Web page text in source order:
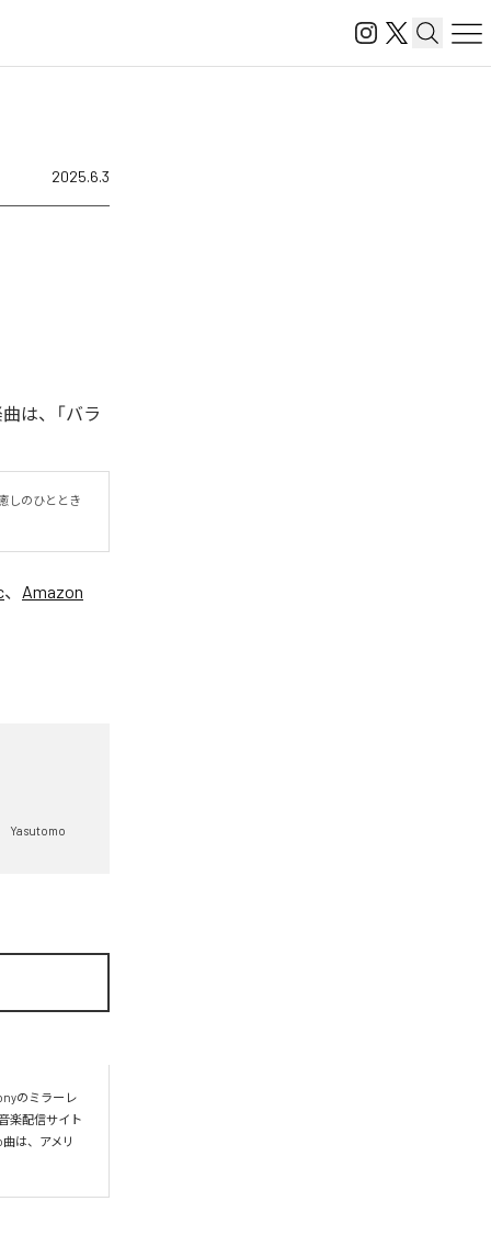
2025.6.3
は、「バラ
しのひととき
、 Amazon
Yasutomo
のミラーレ
楽配信サイト
は、アメリ